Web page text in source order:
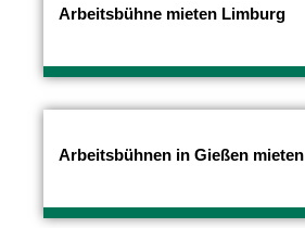
Arbeitsbühne mieten Limburg
Arbeitsbühnen in Gießen mieten